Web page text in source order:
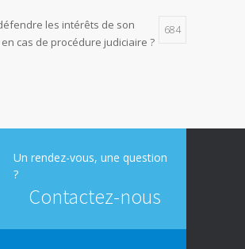
les intérêts de son
cas de procédure judiciaire ?
684
Un rendez-vous, une question
?
Contactez-nous